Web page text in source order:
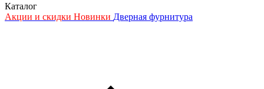
Каталог
Акции и скидки Новинки Дверная фурнитура